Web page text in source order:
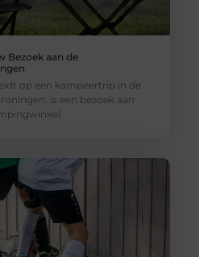
Bezoek aan de
op een kampeertrip in de
is een bezoek aan